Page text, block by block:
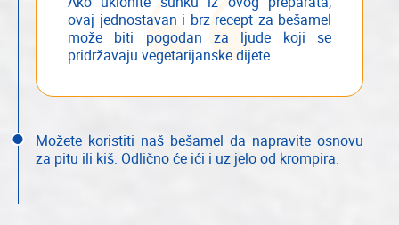
ovaj jednostavan i brz recept za bešamel
može biti pogodan za ljude koji se
pridržavaju vegetarijanske dijete.
Možete koristiti naš bešamel da napravite osnovu
za pitu ili kiš. Odlično će ići i uz jelo od krompira.